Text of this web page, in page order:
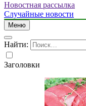
Новостная рассылка
Случайные новости
Меню
Найти:
Заголовки